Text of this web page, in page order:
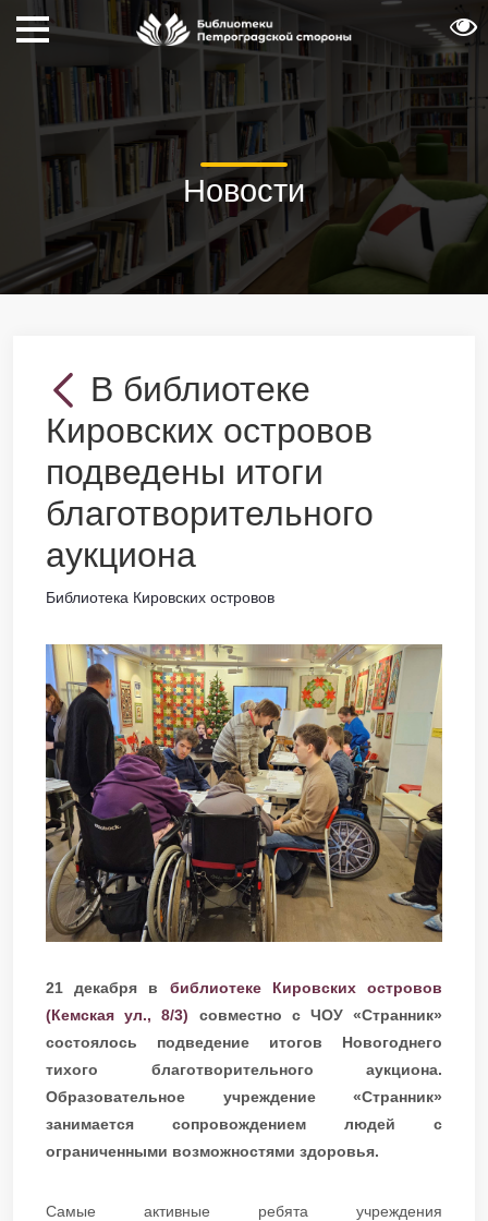
Новости
В библиотеке
Кировских островов
подведены итоги
благотворительного
аукциона
Библиотека Кировских островов
21 декабря в библиотеке Кировских островов
(Кемская ул., 8/3) совместно с ЧОУ «Странник»
состоялось подведение итогов Новогоднего
тихого благотворительного аукциона.
Образовательное учреждение «Странник»
занимается сопровождением людей с
ограниченными возможностями здоровья.
Самые активные ребята учреждения